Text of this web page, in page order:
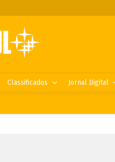
Classificados Jornal Digital